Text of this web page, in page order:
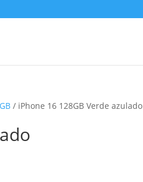
/ iPhone 16 128GB Verde azulado